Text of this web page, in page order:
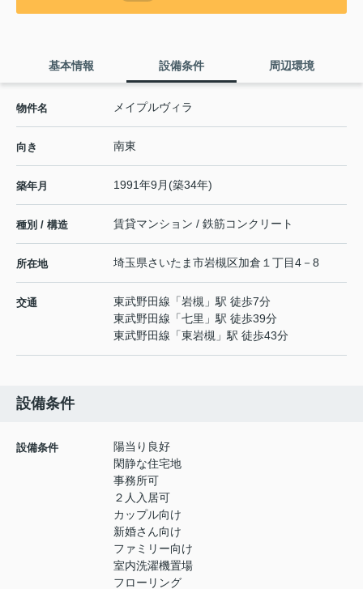
基本情報 設備条件 周辺環境
物件名 メイプルヴィラ
向き 南東
築年月 1991年9月(築34年)
種別 / 構造 賃貸マンション / 鉄筋コンクリート
所在地 埼玉県さいたま市岩槻区加倉 １丁目4－8
交通 東武野田線 「岩槻 」駅 徒歩7分
東武野田線 「七里 」駅 徒歩39分
東武野田線 「東岩槻 」駅 徒歩43分
設備条件
設備条件
陽当り良好
閑静な住宅地
事務所可
２人入居可
カップル向け
新婚さん向け
ファミリー向け
室内洗濯機置場
フローリング